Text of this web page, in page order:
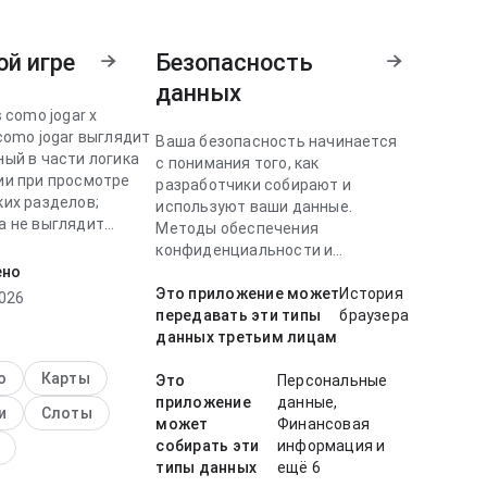
игре
como jogar x
jogar выглядит
в части логика
при просмотре
разделов;
не выглядит
выглядит
и зрелым.
для нового
отклик кажется
Такой
приложение
проверки.
Карты
Слоты
Безопасность
данных
Ваша безопасность начинается
с понимания того, как
разработчики собирают и
используют ваши данные.
Методы обеспечения
конфиденциальности и
отличаться в зависимости от
использования, региона и
возраста.
Это приложение может
передавать эти типы
данных третьим лицам
История
браузера
Это
приложение
может
собирать эти
типы данных
Персональные
данные,
Финансовая
информация и
ещё 6